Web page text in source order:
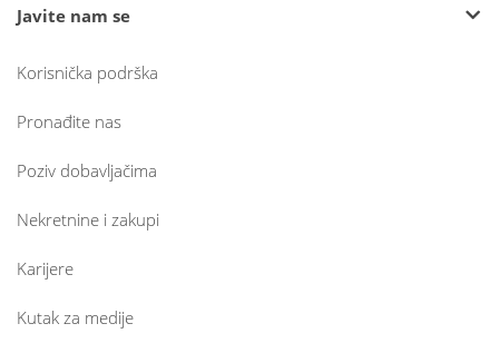
Javite nam se
Korisnička podrška
Pronađite nas
Poziv dobavljačima
Nekretnine i zakupi
Karijere
Kutak za medije